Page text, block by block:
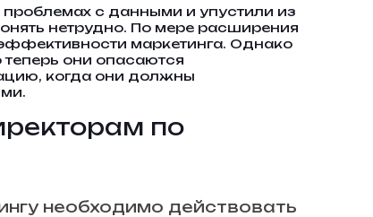
с данными и упустили из
нетрудно. По мере расширения
маркетинга. Однако
они опасаются
когда они должны
по
необходимо действовать